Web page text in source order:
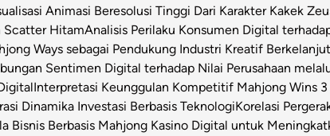
Animasi Beresolusi Tinggi Dari Karakter Kakek
Scatter HitamAnalisis Perilaku Konsumen Digital
Ways sebagai Pendukung Industri Kreatif
Sentimen Digital terhadap Nilai Perusahaan
Interpretasi Keunggulan Kompetitif Mahjong Wins
Dinamika Investasi Berbasis TeknologiKorelasi
Bisnis Berbasis Mahjong Kasino Digital untuk